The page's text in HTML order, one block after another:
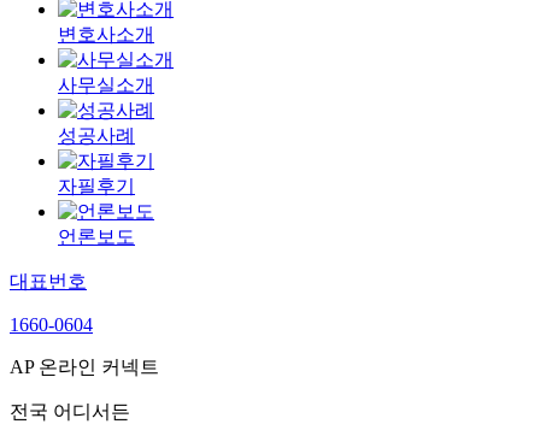
변호사소개
사무실소개
성공사례
자필후기
언론보도
대표번호
1660-0604
AP 온라인 커넥트
전국 어디서든